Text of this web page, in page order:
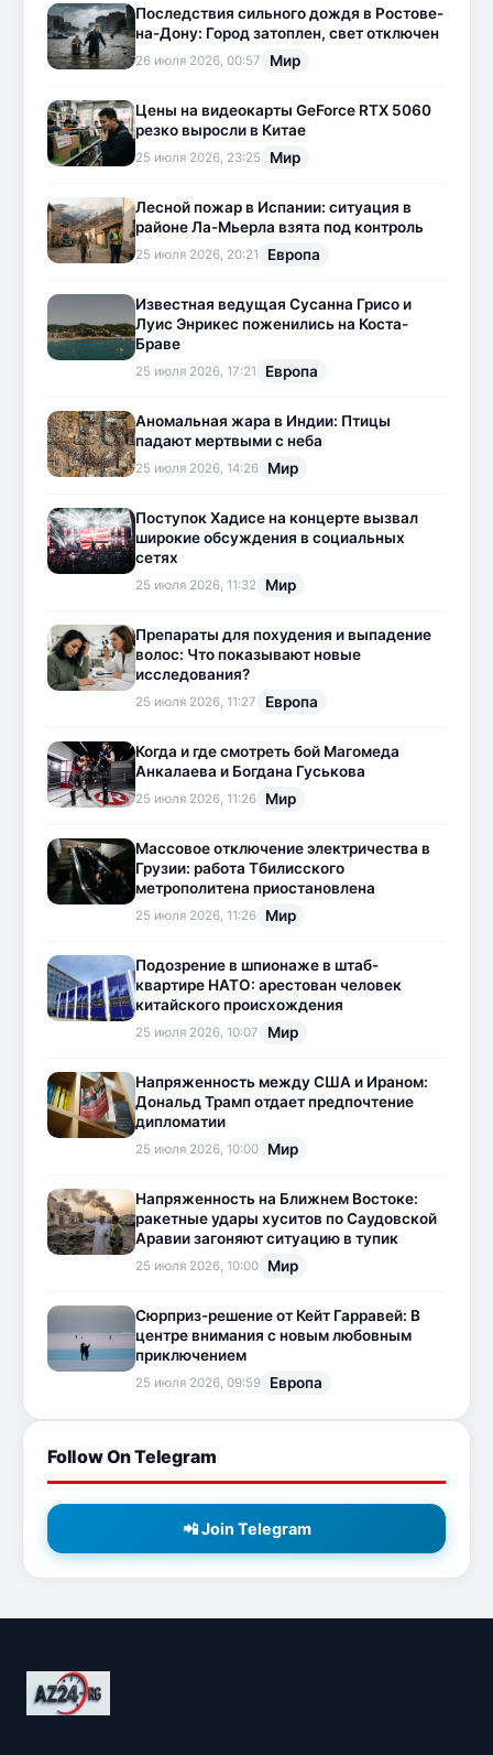
Последствия сильного дождя в Ростове-
на-Дону: Город затоплен, свет отключен
26 июля 2026, 00:57 Мир
Цены на видеокарты GeForce RTX 5060
резко выросли в Китае
25 июля 2026, 23:25 Мир
Лесной пожар в Испании: ситуация в
районе Ла-Мьерла взята под контроль
25 июля 2026, 20:21 Европа
Известная ведущая Сусанна Грисо и
Луис Энрикес поженились на Коста-
Браве
25 июля 2026, 17:21 Европа
Аномальная жара в Индии: Птицы
падают мертвыми с неба
25 июля 2026, 14:26 Мир
Поступок Хадисе на концерте вызвал
широкие обсуждения в социальных
сетях
25 июля 2026, 11:32 Мир
Препараты для похудения и выпадение
волос: Что показывают новые
исследования?
25 июля 2026, 11:27 Европа
Когда и где смотреть бой Магомеда
Анкалаева и Богдана Гуськова
25 июля 2026, 11:26 Мир
Массовое отключение электричества в
Грузии: работа Тбилисского
метрополитена приостановлена
25 июля 2026, 11:26 Мир
Подозрение в шпионаже в штаб-
квартире НАТО: арестован человек
китайского происхождения
25 июля 2026, 10:07 Мир
Напряженность между США и Ираном:
Дональд Трамп отдает предпочтение
дипломатии
25 июля 2026, 10:00 Мир
Напряженность на Ближнем Востоке:
ракетные удары хуситов по Саудовской
Аравии загоняют ситуацию в тупик
25 июля 2026, 10:00 Мир
Сюрприз-решение от Кейт Гарравей: В
центре внимания с новым любовным
приключением
25 июля 2026, 09:59 Европа
Follow On Telegram
📲 Join Telegram